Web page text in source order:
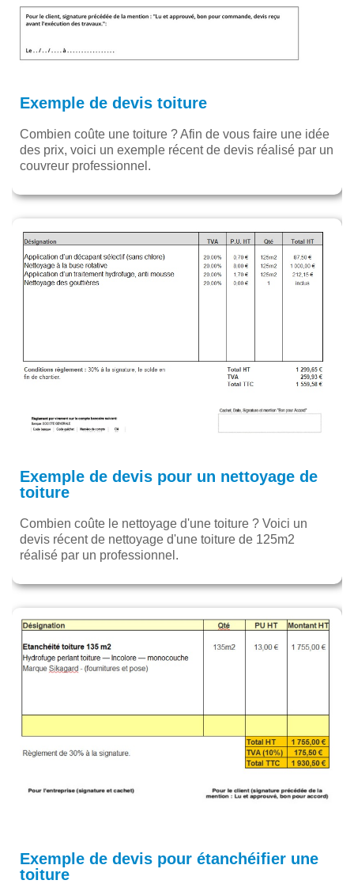
Exemple de devis toiture
Combien coûte une toiture ? Afin de vous faire une idée
des prix, voici un exemple récent de devis réalisé par un
couvreur professionnel.
Exemple de devis pour un nettoyage de
toiture
Combien coûte le nettoyage d'une toiture ? Voici un
devis récent de nettoyage d'une toiture de 125m2
réalisé par un professionnel.
Exemple de devis pour étanchéifier une
toiture